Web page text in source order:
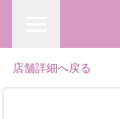
店舗詳細へ戻る